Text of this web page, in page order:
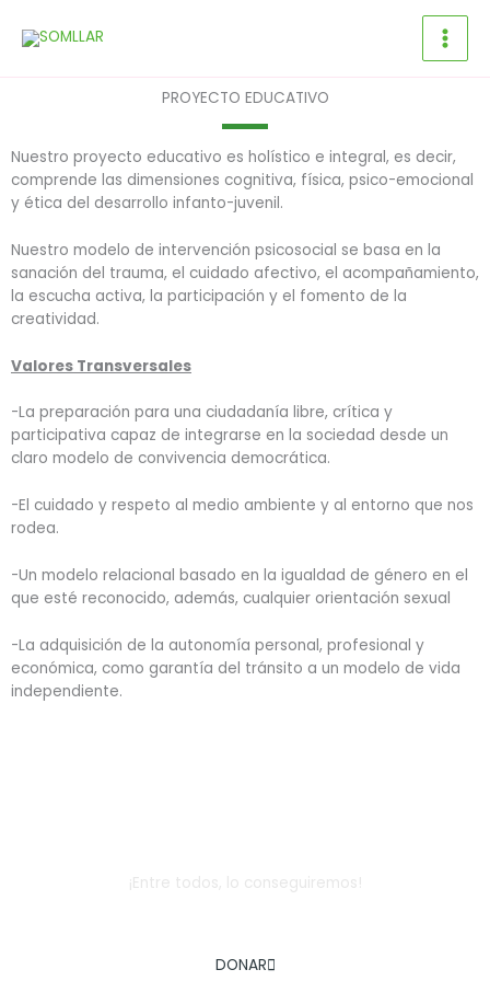
PROYECTO EDUCATIVO
Nuestro proyecto educativo es holístico e integral, es decir,
comprende las dimensiones cognitiva, física, psico-emocional
y ética del desarrollo infanto-juvenil.
Nuestro modelo de intervención psicosocial se basa en la
sanación del trauma, el cuidado afectivo, el acompañamiento,
la escucha activa, la participación y el fomento de la
creatividad.
Valores Transversales
-La preparación para una ciudadanía libre, crítica y
participativa capaz de integrarse en la sociedad desde un
claro modelo de convivencia democrática.
-El cuidado y respeto al medio ambiente y al entorno que nos
rodea.
-Un modelo relacional basado en la igualdad de género en el
que esté reconocido, además, cualquier orientación sexual
-La adquisición de la autonomía personal, profesional y
económica, como garantía del tránsito a un modelo de vida
independiente.
¡Entre todos, lo conseguiremos!
DONAR